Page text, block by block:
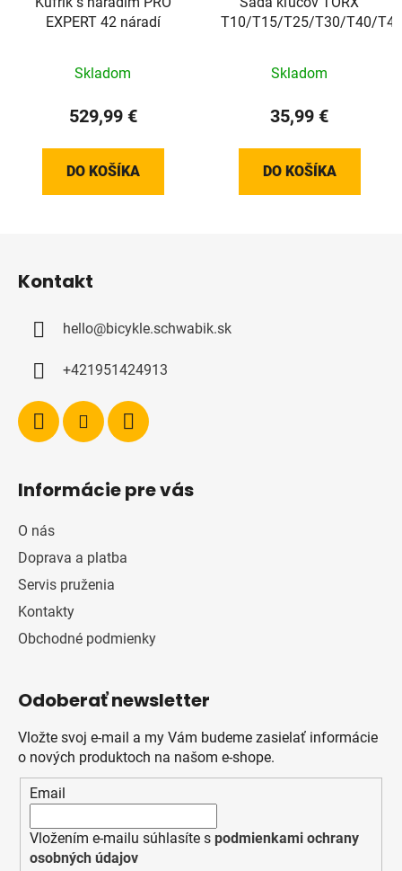
EXPERT 42 náradí
Skladom
529,99 €
DO KOŠÍKA
T10/T15/T25/T30/T40/
Skladom
35,99 €
DO KOŠÍKA
Kontakt
hello@bicykle.schwabik.sk
+421951424913
Informácie pre vás
O nás
Doprava a platba
Servis pruženia
Kontakty
Obchodné podmienky
Odoberať newsletter
Vložte svoj e-mail a my Vám budeme zasielať informácie
o nových produktoch na našom e-shope.
Email
Vložením e-mailu súhlasíte s podmienkami ochrany
osobných údajov